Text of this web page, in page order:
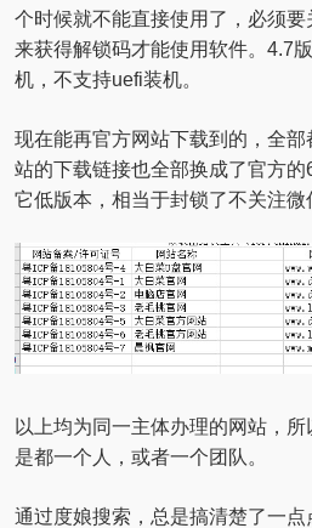
个时候就不能直接使用了，必须
来获得解锁码才能使用软件。4.7
机，不支持uefi装机。
现在能再官方网站下载到的，全
站的下载链接也全部换成了官方
它低版本，相当于封锁了不关注微
以上均为同一主体办理的网站，
是都一个人，或者一个团队。
通过度娘搜索，总是搞清楚了一